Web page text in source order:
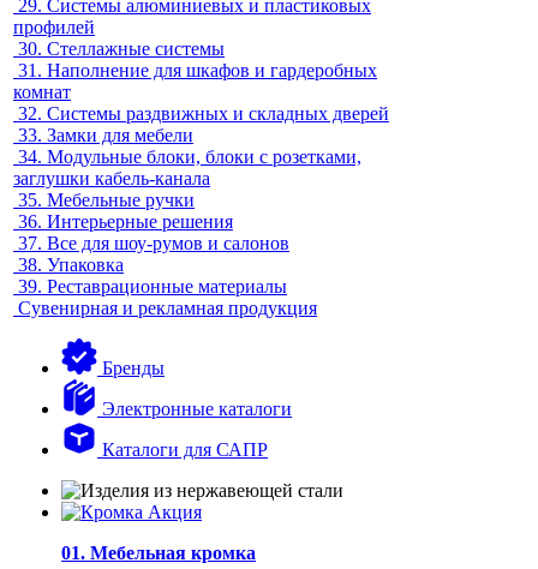
29. Системы алюминиевых и пластиковых
профилей
30. Стеллажные системы
31. Наполнение для шкафов и гардеробных
комнат
32. Системы раздвижных и складных дверей
33. Замки для мебели
34. Модульные блоки, блоки с розетками,
заглушки кабель-канала
35. Мебельные ручки
36. Интерьерные решения
37. Все для шоу-румов и салонов
38. Упаковка
39. Реставрационные материалы
Сувенирная и рекламная продукция
Бренды
Электронные каталоги
Каталоги для САПР
01. Мебельная кромка